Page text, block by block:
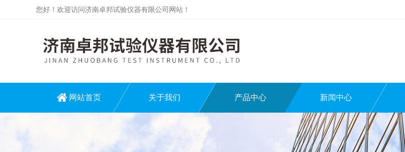
您好！欢迎访问济南卓邦试验仪器有限公司网站！
网站首页 关于我们 产品中心 新闻中心